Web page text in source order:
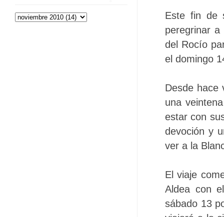
Este fin de
peregrinar
del Rocío
el domingo
Desde hace
una
estar con
devoción y
ver a la
El viaje
Aldea con
sábado 13